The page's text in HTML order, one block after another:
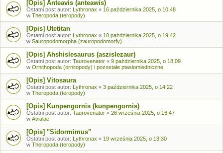
[Opis] Anteavis (anteawis)
Ostatni post autor: Lythronax « 16 października 2025, o 10:48
w Theropoda (teropody)
[Opis] Utetitan
Ostatni post autor: Lythronax « 10 października 2025, o 19:42
w Sauropodomorpha (zauropodomorfy)
[Opis] Ahshislesaurus (aszislezaur)
Ostatni post autor: Taurovenator « 9 października 2025, o 18:09
w Ornithopoda (ornitopody) i pozostałe ptasiomiedniczne
[Opis] Vitosaura
Ostatni post autor: Lythronax « 3 października 2025, o 14:22
w Theropoda (teropody)
[Opis] Kunpengornis (kunpengornis)
Ostatni post autor: Taurovenator « 26 września 2025, o 16:47
w Avialae
[Opis] "Sidormimus"
Ostatni post autor: Lythronax « 19 września 2025, o 13:30
w Theropoda (teropody)